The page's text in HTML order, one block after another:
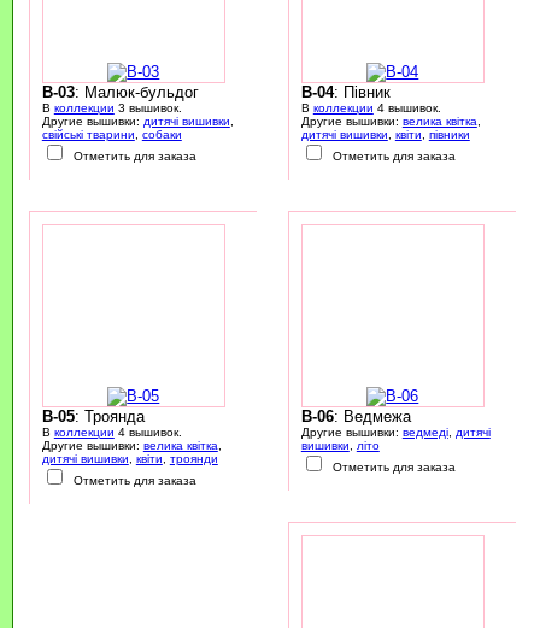
B-03: Малюк-бульдог
В коллекции 3 вышивок.
Другие вышивки: дитячі вишивки
свійські тварини
собаки
Отметить для заказа
B-04: Півник
В коллекции 4 вышивок.
Другие вышивки: велика квітка
дитячі вишивки
квіти
півники
Отметить для заказа
B-05: Троянда
В коллекции 4 вышивок.
Другие вышивки: велика квітка
дитячі вишивки
квіти
троянди
Отметить для заказа
B-06: Ведмежа
Другие вышивки: ведмеді,
дитячі
вишивки
літо
Отметить для заказа